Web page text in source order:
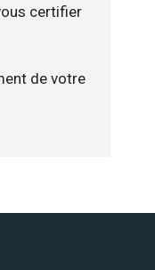
certifier
de votre